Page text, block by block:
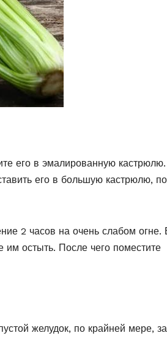
его в эмалированную кастрюлю.
его в большую кастрюлю,
2 часов на очень слабом огне.
им остыть. После чего поместите
желудок, по крайней мере, за